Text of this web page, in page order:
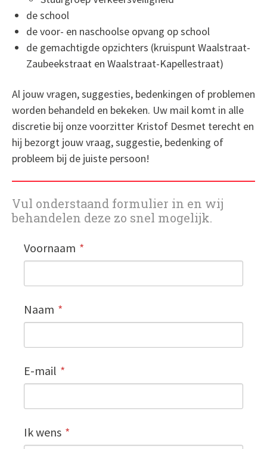
de school
de voor- en naschoolse opvang op school
de gemachtigde opzichters (kruispunt Waalstraat-
Zaubeekstraat en Waalstraat-Kapellestraat)
Al jouw vragen, suggesties, bedenkingen of problemen
worden behandeld en bekeken. Uw mail komt in alle
discretie bij onze voorzitter Kristof Desmet terecht en
hij bezorgt jouw vraag, suggestie, bedenking of
probleem bij de juiste persoon!
Vul onderstaand formulier in en wij
behandelen deze zo snel mogelijk.
Voornaam
Naam
E-mail
Ik wens